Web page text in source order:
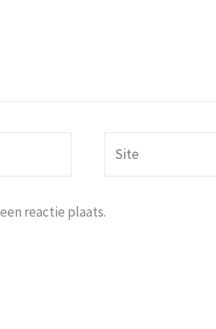
reactie plaats.